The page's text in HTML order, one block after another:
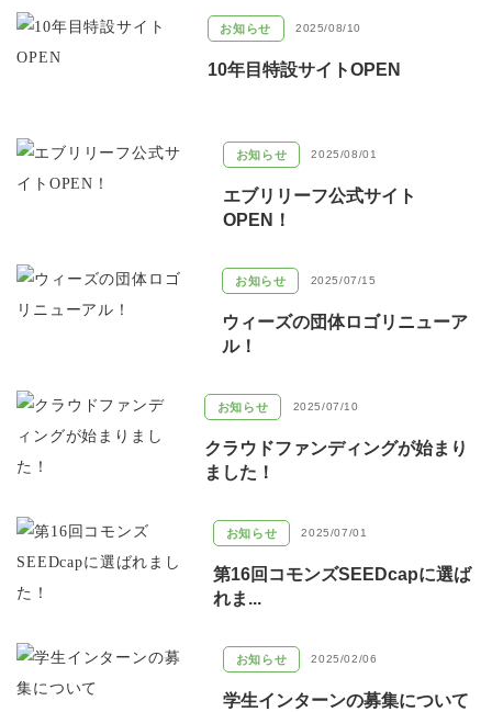
お知らせ 2025/08/10
10年目特設サイトOPEN
お知らせ 2025/08/01
エブリリーフ公式サイト
OPEN！
お知らせ 2025/07/15
ウィーズの団体ロゴリニューア
ル！
お知らせ 2025/07/10
クラウドファンディングが始まり
ました！
お知らせ 2025/07/01
第16回コモンズSEEDcapに選ば
れま...
お知らせ 2025/02/06
学生インターンの募集について